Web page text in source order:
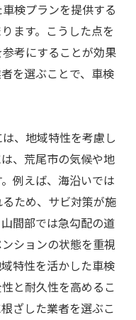
検プランを提供する
ます。こうした点を
考にすることが効果
を選ぶことで、車検
、地域特性を考慮し
、荒尾市の気候や地
例えば、海沿いでは
ため、サビ対策が施
間部では急勾配の道
ションの状態を重視
特性を活かした車検
と耐久性を高めるこ
ざした業者を選ぶこ